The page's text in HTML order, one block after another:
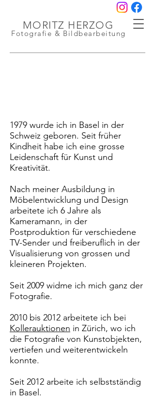
MORITZ HERZOG
Fotografie & Bildbearbeitung
1979 wurde ich in Basel in der
Schweiz geboren. Seit früher
Kindheit habe ich eine grosse
Leidenschaft für Kunst und
Kreativität.
Nach meiner Ausbildung in
Möbelentwicklung und Design
arbeitete ich 6 Jahre als
Kameramann, in der
Postproduktion für verschiedene
TV-Sender und freiberuflich in der
Visualisierung von grossen und
kleineren Projekten.
Seit 2009 widme ich mich ganz der
Fotografie.
2010 bis 2012 arbeitete ich bei
Kollerauktionen in Zürich, wo ich
die Fotografie von Kunstobjekten,
vertiefen und weiterentwickeln
konnte.
Seit 2012 arbeite ich selbstständig
in Basel.